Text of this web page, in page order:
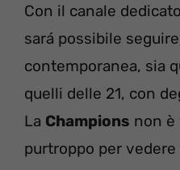
Con il canale dedicato
sará possibile
contemporanea, sia
quelli delle 21, con
La Champions non è
purtroppo per